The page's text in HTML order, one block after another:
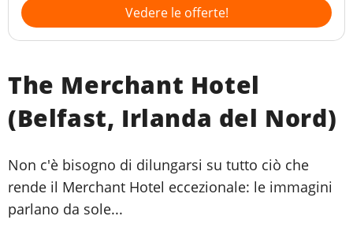
Vedere le offerte!
The Merchant Hotel
(Belfast, Irlanda del Nord)
Non c'è bisogno di dilungarsi su tutto ciò che
rende il Merchant Hotel eccezionale: le immagini
parlano da sole...